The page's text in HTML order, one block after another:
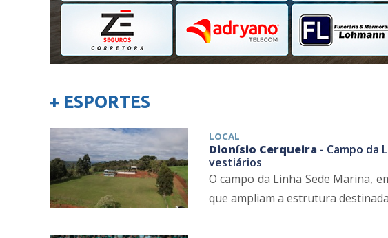
+ ESPORTES
LOCAL
Dionísio Cerqueira - Campo da
vestiários
O campo da Linha Sede Marina,
que ampliam a estrutura